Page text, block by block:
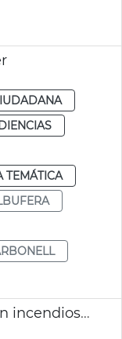
TEMÁTICA
Campaña estival prevención incendios El Saler